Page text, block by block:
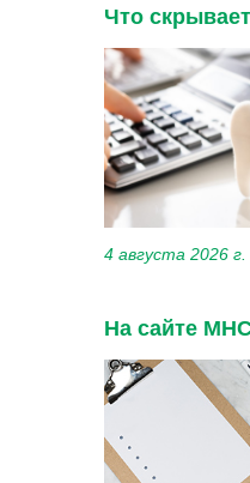
Что
4 августа 2026
На сайте